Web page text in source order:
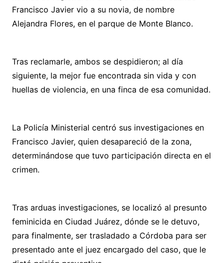
Francisco Javier vio a su novia, de nombre
Alejandra Flores, en el parque de Monte Blanco.
Tras reclamarle, ambos se despidieron; al día
siguiente, la mejor fue encontrada sin vida y con
huellas de violencia, en una finca de esa comunidad.
La Policía Ministerial centró sus investigaciones en
Francisco Javier, quien desapareció de la zona,
determinándose que tuvo participación directa en el
crimen.
Tras arduas investigaciones, se localizó al presunto
feminicida en Ciudad Juárez, dónde se le detuvo,
para finalmente, ser trasladado a Córdoba para ser
presentado ante el juez encargado del caso, que le